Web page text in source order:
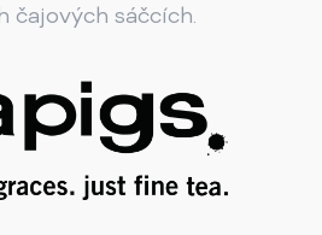
čajových sáčcích.